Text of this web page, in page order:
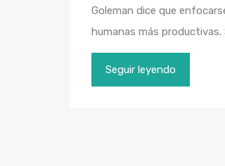
Goleman dice que
humanas más productivas.
Seguir leyendo